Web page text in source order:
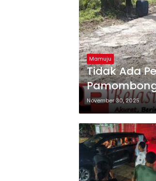
Mamuju
Tidak Ada
Berlubang
November 30, 2025